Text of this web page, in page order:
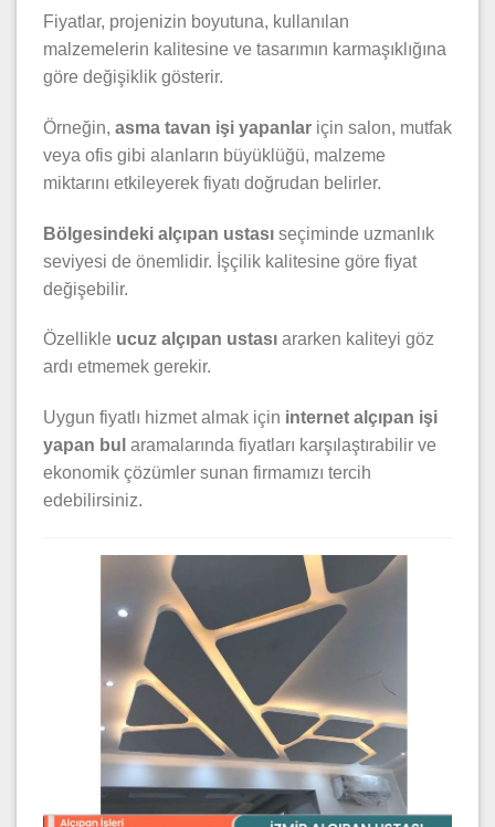
Fiyatlar, projenizin boyutuna, kullanılan
malzemelerin kalitesine ve tasarımın karmaşıklığına
göre değişiklik gösterir.
Örneğin, asma tavan işi yapanlar için salon, mutfak
veya ofis gibi alanların büyüklüğü, malzeme
miktarını etkileyerek fiyatı doğrudan belirler.
Bölgesindeki alçıpan ustası seçiminde uzmanlık
seviyesi de önemlidir. İşçilik kalitesine göre fiyat
değişebilir.
Özellikle ucuz alçıpan ustası ararken kaliteyi göz
ardı etmemek gerekir.
Uygun fiyatlı hizmet almak için internet alçıpan işi
yapan bul aramalarında fiyatları karşılaştırabilir ve
ekonomik çözümler sunan firmamızı tercih
edebilirsiniz.